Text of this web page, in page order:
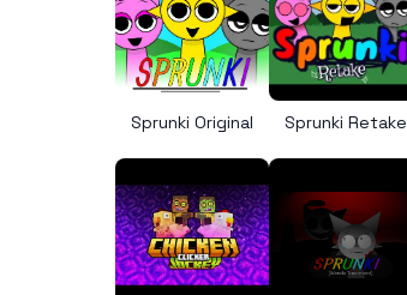
Sprunki Original Sprunki Retake